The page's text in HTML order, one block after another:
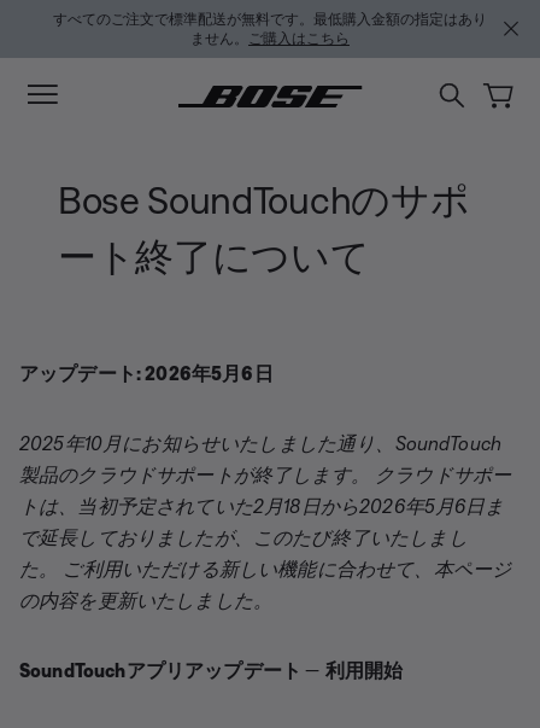
メインコンテンツに移動
サポートチャットに移動する
フッターコンテンツに移動
アクセシビリティ声明に移動する
すべてのご注文で標準配送が無料です。最低購入金額の指定はあり
ません。 ご購入はこちら
Bose SoundTouchのサポ
ート終了について
アップデート: 2026年5月6日
2025年10月にお知らせいたしました通り、SoundTouch
製品のクラウドサポートが終了します。 クラウドサポー
トは、当初予定されていた2月18日から2026年5月6日ま
で延長しておりましたが、このたび終了いたしまし
た。 ご利用いただける新しい機能に合わせて、本ページ
の内容を更新いたしました。
SoundTouchアプリアップデート— 利用開始